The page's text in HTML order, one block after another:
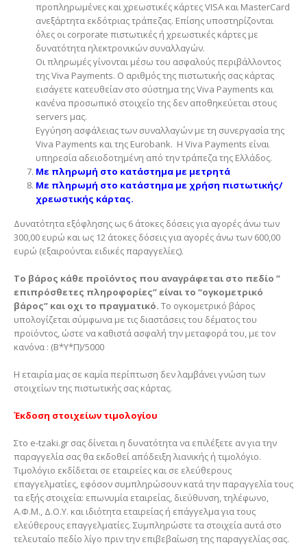
προπληρωμένες και χρεωστικές κάρτες VISA και MasterCard
ανεξάρτητα εκδότριας τράπεζας. Επίσης υποστηρίζονται
όλες οι corporate πιστωτικές ή χρεωστικές κάρτες με
δυνατότητα ηλεκτρονικών συναλλαγών.
Οι πληρωμές γίνονται μέσω του ασφαλούς περιβάλλοντος
της Viva Payments. Ο αριθμός της πιστωτικής σας κάρτας
εισάγετε κατευθείαν στο σύστημα της Viva Payments και
κανένα προσωπικό στοιχείο της δεν αποθηκεύεται στους
servers μας.
Εγγύηση ασφάλειας των συναλλαγών με τη συνεργασία της
Viva Payments και της Eurobank. H Viva Payments είναι
υπηρεσία αδειοδοτημένη από την τράπεζα της Ελλάδος.
Με πληρωμή στο κατάστημα με μετρητά
Με πληρωμή στο κατάστημα με χρήση πιστωτικής/
χρεωστικής κάρτας.
Δυνατότητα εξόφλησης ως 6 άτοκες δόσεις για αγορές άνω των
300,00 ευρώ και ως 12 άτοκες δόσεις για αγορές άνω των 600,00
ευρώ (εξαιρούνται ειδικές παραγγελίες).
To βάρος κάθε προϊόντος που αναγράφεται στο πεδίο ”
επιπρόσθετες πληροφορίες” είναι το “ογκομετρικό
βάρος” και οχι το πραγματικό. Το ογκομετρικό βάρος
υπολογίζεται σύμφωνα με τις διαστάσεις του δέματος του
προϊόντος, ώστε να καθιστά ασφαλή την μεταφορά του, με τον
κανόνα : (Β*Υ*Π)/5000
Η εταιρία μας σε καμία περίπτωση δεν λαμβάνει γνώση των
στοιχείων της πιστωτικής σας κάρτας.
Έκδοση στοιχείων τιμολογίου
Στο e-tzaki.gr σας δίνεται η δυνατότητα να επιλέξετε αν για την
παραγγελία σας θα εκδοθεί απόδειξη λιανικής ή τιμολόγιο.
Τιμολόγιο εκδίδεται σε εταιρείες και σε ελεύθερους
επαγγελματίες, εφόσον συμπληρώσουν κατά την παραγγελία τους
τα εξής στοιχεία: επωνυμία εταιρείας, διεύθυνση, τηλέφωνο,
Α.Φ.Μ., Δ.Ο.Υ. και ιδιότητα εταιρείας ή επάγγελμα για τους
ελεύθερους επαγγελματίες. Συμπληρώστε τα στοιχεία αυτά στο
τελευταίο πεδίο λίγο πριν την επιβεβαίωση της παραγγελίας σας.